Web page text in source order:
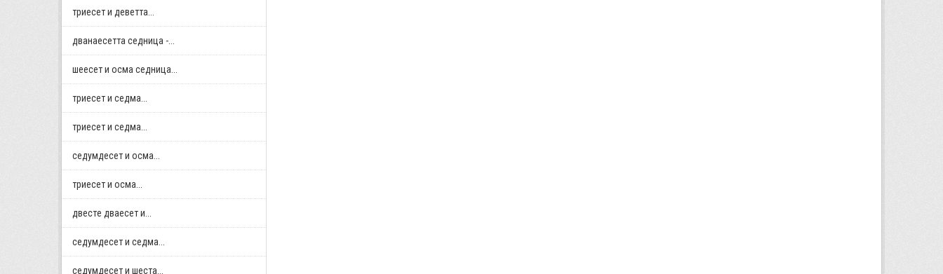
триесет и деветта...
дванаесетта седница -...
шеесет и осма седница...
триесет и седма...
триесет и седма...
седумдесет и осма...
триесет и осма...
двестe дваесет и...
седумдесет и седма...
седумдесет и шеста...